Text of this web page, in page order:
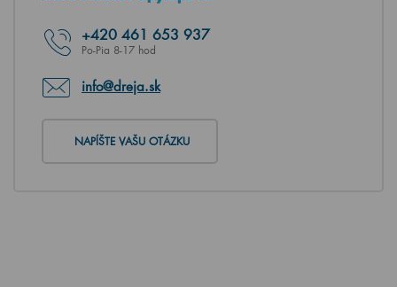
+420 461 653 937
Po-Pia 8-17 hod
info@dreja.sk
NAPÍŠTE VAŠU OTÁZKU